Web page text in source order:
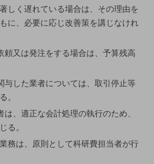
しく遅れている場合は、その理由を
に、必要に応じ改善策を講じなけれ
頼又は発注をする場合は、予算残高
与した業者については、取引停止等
。
は、適正な会計処理の執行のため、
る。
務は、原則として科研費担当者が行